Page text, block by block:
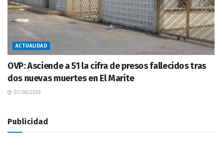
ACTUALIDAD
OVP: Asciende a 51 la cifra de presos fallecidos tras
dos nuevas muertes en El Marite
07/08/2026
Publicidad